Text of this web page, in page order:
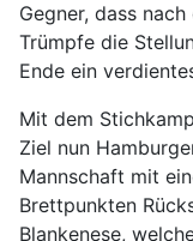
Gegner, dass
Trümpfe die
Ende ein
Mit dem
Ziel nun
Mannschaft mit
Brettpunkten
Blankenese,